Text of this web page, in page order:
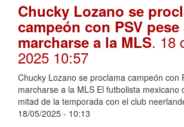
Chucky Lozano se
campeón con PSV pese
marcharse a la MLS. 18
2025 10:57
Chucky Lozano se proclama campeón con
marcharse a la MLS El futbolista mexicano
mitad de la temporada con el club
18/05/2025 - 10:13